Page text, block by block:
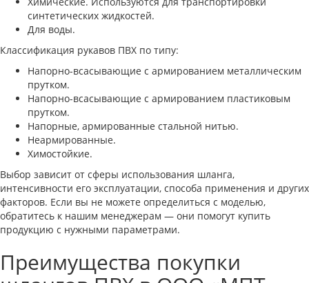
синтетических жидкостей.
Для воды.
Классификация рукавов ПВХ по типу:
Напорно-всасывающие с армированием металлическим
прутком.
Напорно-всасывающие с армированием пластиковым
прутком.
Напорные, армированные стальной нитью.
Неармированные.
Химостойкие.
Выбор зависит от сферы использования шланга,
интенсивности его эксплуатации, способа применения и других
факторов. Если вы не можете определиться с моделью,
обратитесь к нашим менеджерам — они помогут купить
продукцию с нужными параметрами.
Преимущества покупки